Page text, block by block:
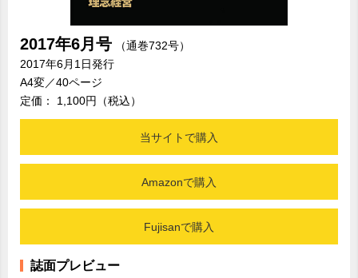
2017年6月号
（通巻732号）
2017年6月1日発行
A4変／40ページ
定価： 1,100円（税込）
当サイトで購入
Amazonで購入
Fujisanで購入
誌面プレビュー